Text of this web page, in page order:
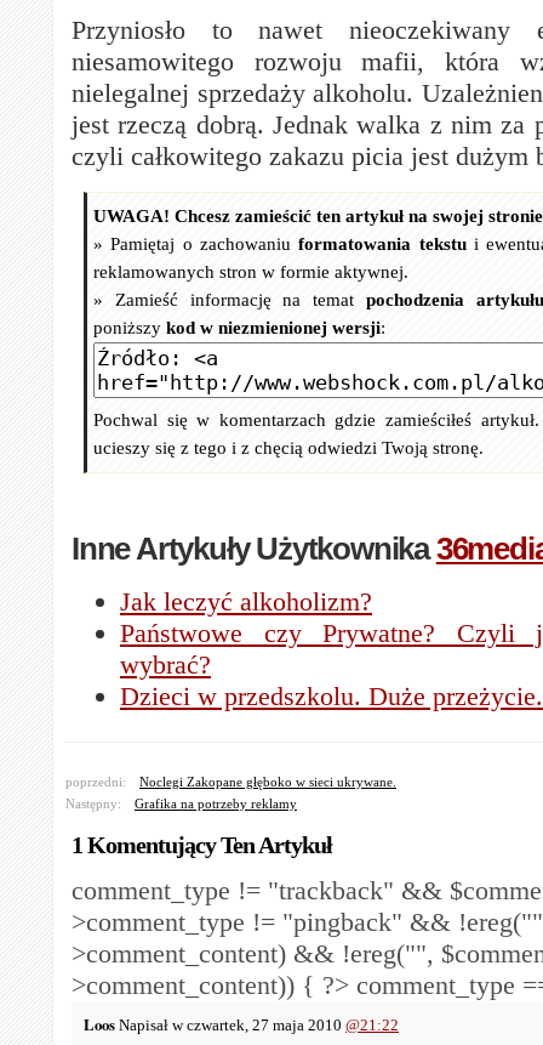
Przyniosło to nawet
niesamowitego rozwoju mafii, która
nielegalnej sprzedaży alkoholu.
jest rzeczą dobrą. Jednak walka z nim za
czyli całkowitego zakazu picia jest dużym
UWAGA! Chcesz zamieścić ten artykuł na swojej
» Pamiętaj o zachowaniuformatowania tekstui
reklamowanych stron w formie aktywnej.
» Zamieść informację na temat pochodzenia artykułu
poniższy kod w niezmienionej wersji:
Pochwal się w komentarzach gdzie zamieściłeś
ucieszy się z tego i z chęcią odwiedzi Twoją stronę.
Inne Artykuły Użytkownika
Jak leczyć alkoholizm?
Państwowe czy Prywatne? Czyli
wybrać?
Dzieci w przedszkolu. Duże przeżycie.
poprzedni:
Noclegi Zakopane głęboko w sieci ukrywane.
Następny:
Grafika na potrzeby reklamy
1 Komentujący Ten Artykuł
comment_type != "trackback" &&
>comment_type != "pingback" && !ereg("
>comment_content) && !ereg("",
>comment_content)) { ?>
Loos Napisał w czwartek, 27 maja 2010 @21:22
comment_type